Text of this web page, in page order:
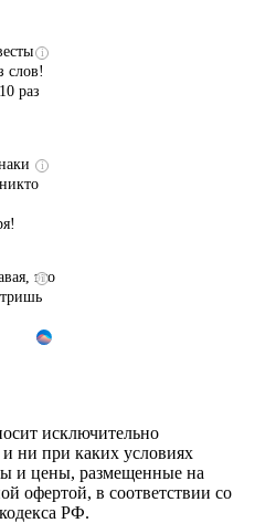
слов!
раз
i
вы
долго
исключительно
ни при каких условиях
и цены, размещенные на
офертой, в соответствии со
РФ.